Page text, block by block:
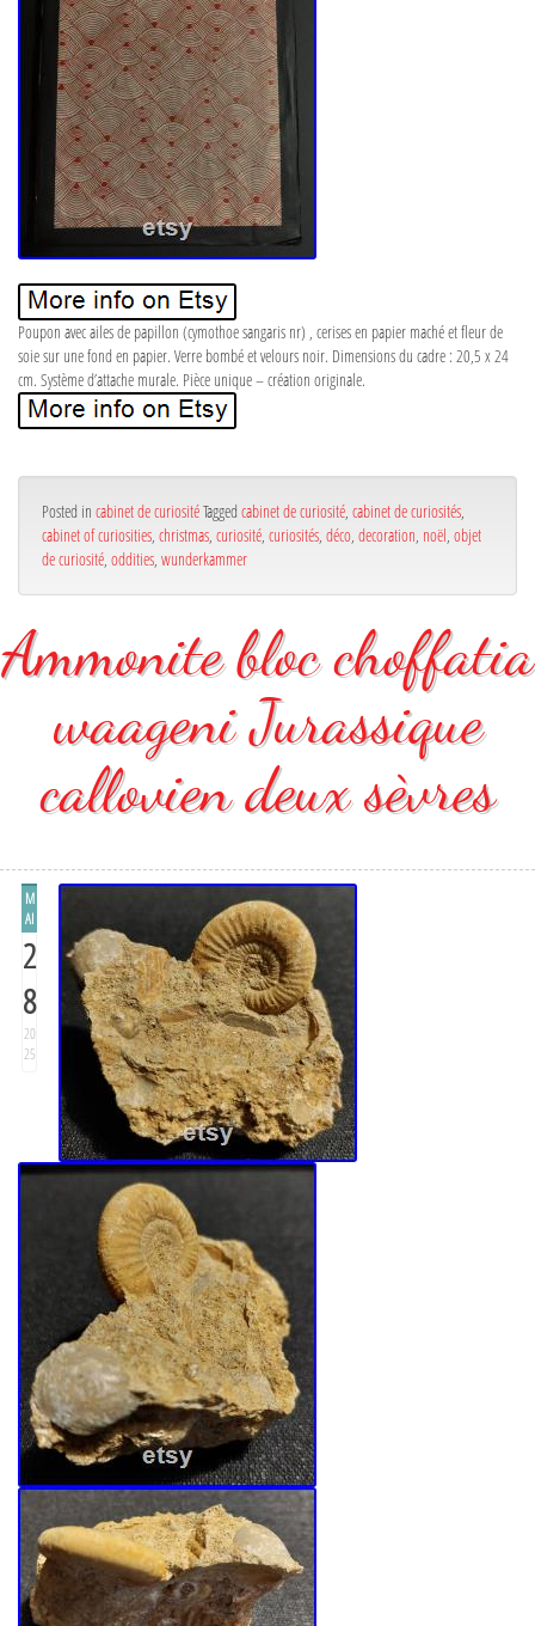
Poupon avec ailes de papillon (cymothoe sangaris nr) , cerises en papier maché et fleur de
soie sur une fond en papier. Verre bombé et velours noir. Dimensions du cadre : 20,5 x 24
cm. Système d’attache murale. Pièce unique – création originale.
Posted in cabinet de curiositéTagged cabinet de curiosité, cabinet de curiosités,
cabinet of curiosities, christmas, curiosité, curiosités, déco, decoration, noël, objet
de curiosité, oddities, wunderkammer
Ammonite bloc choffatia
waageni Jurassique
callovien deux sèvres
M
AI
2
8
20
25